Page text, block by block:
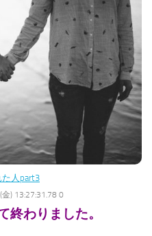
た人part3
) 13:27:31.78 0
終わりました。